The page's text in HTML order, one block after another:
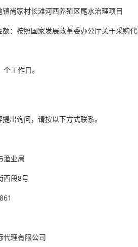
尚家村长滩河西养殖区尾水治理项目
：按照国家发展改革委办公厅关于采购
工作日。
出询问，请按以下方式联系。
业局
段8号
理有限公司